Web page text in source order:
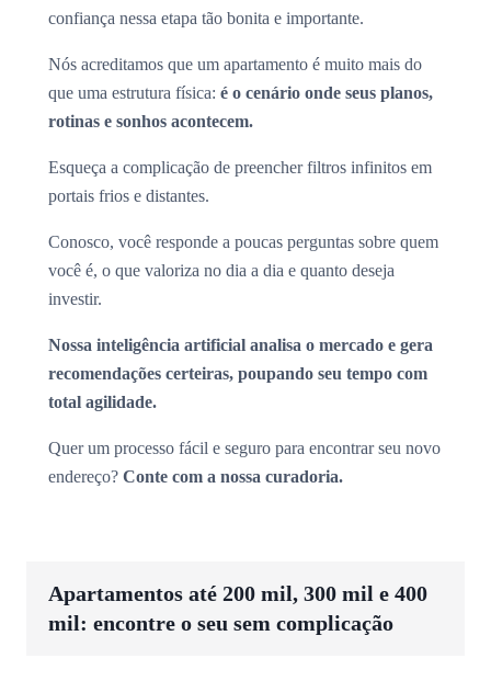
confiança nessa etapa tão bonita e importante.
Nós acreditamos que um apartamento é muito mais do
que uma estrutura física: é o cenário onde seus planos,
rotinas e sonhos acontecem.
Esqueça a complicação de preencher filtros infinitos em
portais frios e distantes.
Conosco, você responde a poucas perguntas sobre quem
você é, o que valoriza no dia a dia e quanto deseja
investir.
Nossa inteligência artificial analisa o mercado e gera
recomendações certeiras, poupando seu tempo com
total agilidade.
Quer um processo fácil e seguro para encontrar seu novo
endereço? Conte com a nossa curadoria.
Apartamentos até 200 mil, 300 mil e 400
mil: encontre o seu sem complicação